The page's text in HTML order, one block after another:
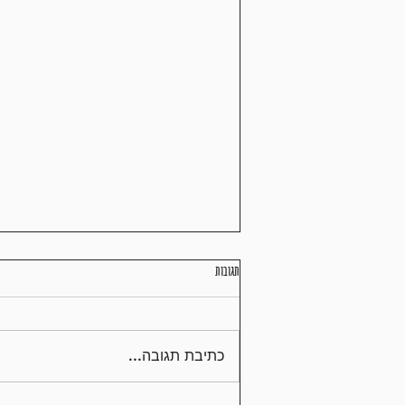
תזונה נכונה במרתון
תגובות
כתיבת תגובה...